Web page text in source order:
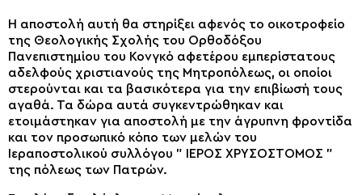
Η αποστολή αυτή θα στηρίξει αφενός το οικοτροφείο
της Θεολογικής Σχολής του Ορθοδόξου
Πανεπιστημίου του Κονγκό αφετέρου εμπερίστατους
αδελφούς χριστιανούς της Μητροπόλεως, οι οποίοι
στερούνται και τα βασικότερα για την επιβίωσή τους
αγαθά. Τα δώρα αυτά συγκεντρώθηκαν και
ετοιμάστηκαν για αποστολή με την άγρυπνη φροντίδα
και τον προσωπικό κόπο των μελών του
Ιεραποστολικού συλλόγου ” ΙΕΡΟΣ ΧΡΥΣΌΣΤΟΜΟΣ ”
της πόλεως των Πατρών.